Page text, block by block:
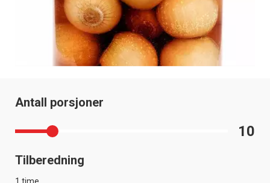
Antall porsjoner
10
Tilberedning
1 time